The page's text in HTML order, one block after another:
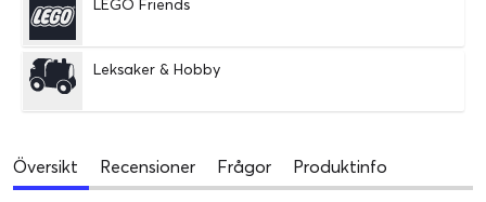
LEGO Friends
Leksaker & Hobby
Översikt Recensioner Frågor Produktinfo